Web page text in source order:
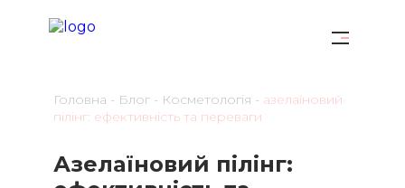
Головна - Блог - Косметологiя - азелаїновий
пілінг: ефективність та переваги
Азелаїновий пілінг: